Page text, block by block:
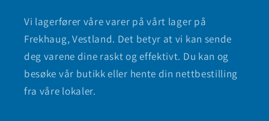
Vi lagerfører våre varer på vårt lager på
Frekhaug, Vestland. Det betyr at vi kan sende
deg varene dine raskt og effektivt. Du kan og
besøke vår butikk eller hente din nettbestilling
fra våre lokaler.